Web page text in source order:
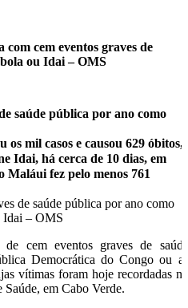
com cem eventos graves de
ou Idai – OMS
saúde pública por ano como
mil casos e causou 629 óbitos,
Idai, há cerca de 10 dias, em
fez pelo menos 761
cem eventos graves de saúde
Democrática do Congo ou as
vítimas foram hoje recordadas no
em Cabo Verde.